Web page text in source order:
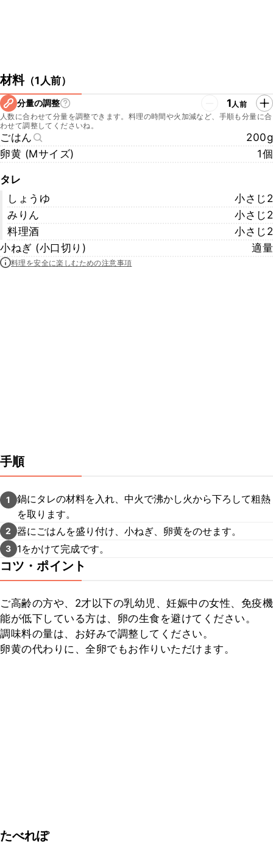
材料（1人前）
分量の調整 1人前
人数に合わせて分量を調整できます。料理の時間や火加減など、手順も分量に合
わせて調整してくださいね。
ごはん
200g
卵黄 (Mサイズ)
1個
タレ
しょうゆ
小さじ2
みりん
小さじ2
料理酒
小さじ2
小ねぎ (小口切り)
適量
料理を安全に楽しむための注意事項
手順
1
鍋にタレの材料を入れ、中火で沸かし火から下ろして粗熱
を取ります。
2 器にごはんを盛り付け、小ねぎ、卵黄をのせます。
3 1をかけて完成です。
コツ・ポイント
ご高齢の方や、2才以下の乳幼児、妊娠中の女性、免疫機
能が低下している方は、卵の生食を避けてください。
調味料の量は、お好みで調整してください。
卵黄の代わりに、全卵でもお作りいただけます。
たべれぽ